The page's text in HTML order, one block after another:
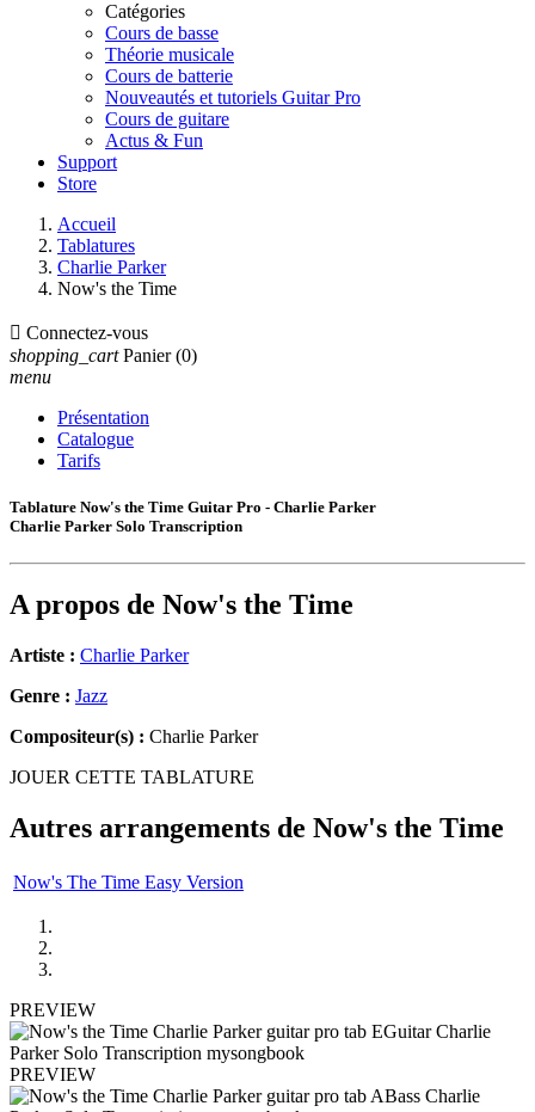
Catégories
Cours de basse
Théorie musicale
Cours de batterie
Nouveautés et tutoriels Guitar Pro
Cours de guitare
Actus & Fun
Support
Store
Accueil
Tablatures
Charlie Parker
Now's the Time
 Connectez-vous
shopping_cart Panier (0)
menu
Présentation
Catalogue
Tarifs
Tablature Now's the Time Guitar Pro - Charlie Parker
Charlie Parker Solo Transcription
A propos de Now's the Time
Artiste : Charlie Parker
Genre : Jazz
Compositeur(s) : Charlie Parker
JOUER CETTE TABLATURE
Autres arrangements de Now's the Time
Now's The Time Easy Version
PREVIEW
PREVIEW